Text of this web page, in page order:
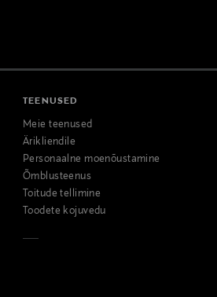
TEENUSED
Meie teenused
Ärikliendile
Personaalne moenõustamine
Õmblusteenus
Toitude tellimine
Toodete kojuvedu